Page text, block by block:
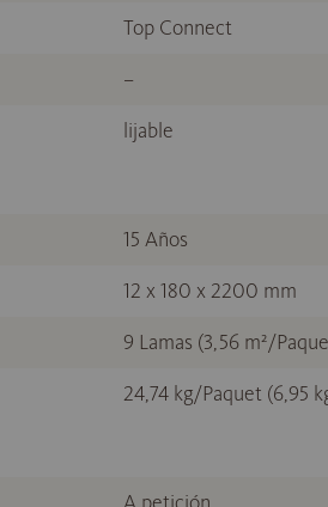
Top Connect
–
lijable
15 Años
12 x 180 x 2200 mm
9 Lamas (3,56 m²/
24,74 kg/Paquet (6,95